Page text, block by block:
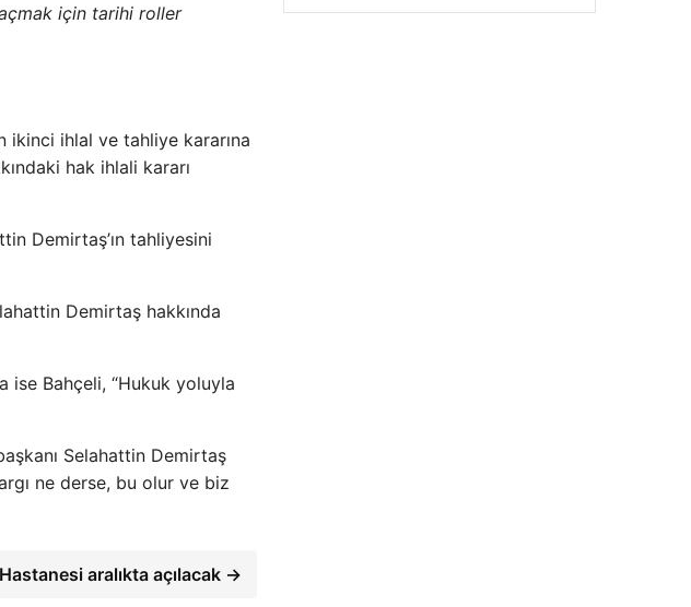
için tarihi roller
ikinci ihlal ve tahliye kararına
hak ihlali kararı
Demirtaş’ın tahliyesini
Demirtaş hakkında
ise Bahçeli, “Hukuk yoluyla
Selahattin Demirtaş
ne derse, bu olur ve biz
aralıkta açılacak →